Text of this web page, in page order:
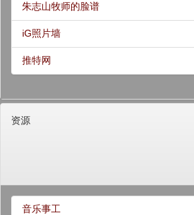
朱志山牧师的脸谱
iG照片墙
推特网
资源
音乐事工